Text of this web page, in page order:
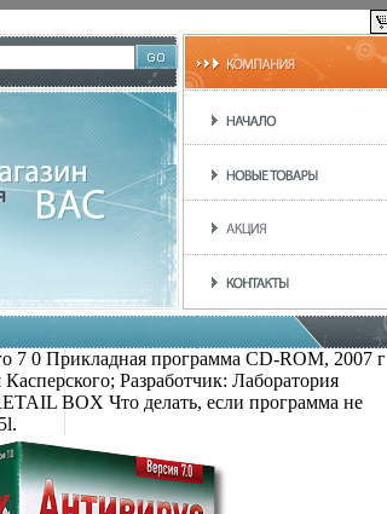
7 0 Прикладная программа CD-ROM, 2007 г
Разработчик: Лаборатория
BOX Что делать, если программа не